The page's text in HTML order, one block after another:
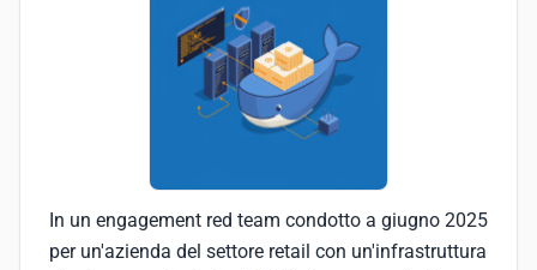
In un engagement red team condotto a giugno 2025
per un'azienda del settore retail con un'infrastruttura